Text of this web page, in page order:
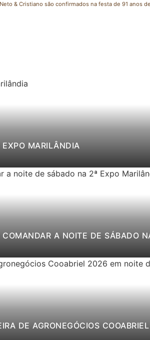
EXPO MARILÂNDIA
A NOITE DE SÁBADO
DE AGRONEGÓCIOS